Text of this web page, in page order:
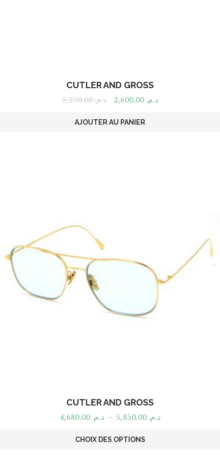
CUTLER AND GROSS
د.م.3,250.00 د.م.
AJOUTER AU PANIER
CUTLER AND GROSS
د.م. – د.م.
CHOIX DES OPTIONS